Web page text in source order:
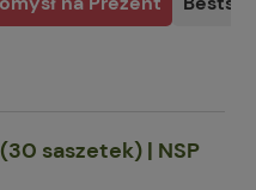
saszetek) | NSP